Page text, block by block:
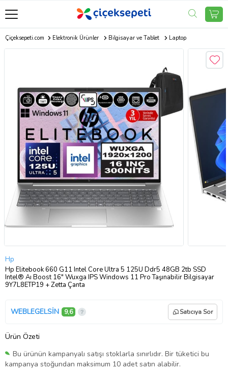
Çiçeksepeti.com Elektronik Ürünler Bilgisayar ve Tablet Laptop
Hp
Hp Elitebook 660 G11 Intel Core Ultra 5 125U Ddr5 48GB 2tb SSD
Intel® Aı Boost 16" Wuxga IPS Windows 11 Pro Taşınabilir Bilgisayar
9Y7L8ETP19 + Zetta Çanta
WEBLEGELSİN 9,6 Satıcıya Sor
Ürün Özeti
Bu ürünün kampanyalı satışı stoklarla sınırlıdır. Bir tüketici bu
kampanya stoğundan maksimum 10 adet satın alabilir.